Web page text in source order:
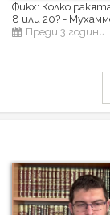
Фикх: Колко
8 или 20? -
Преди 3 години